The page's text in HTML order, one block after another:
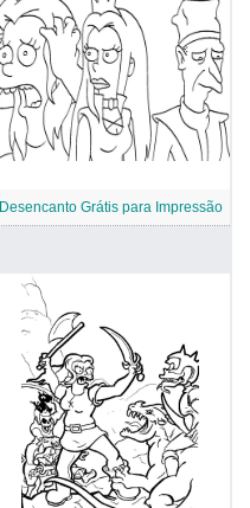
Desencanto Grátis para Impressão